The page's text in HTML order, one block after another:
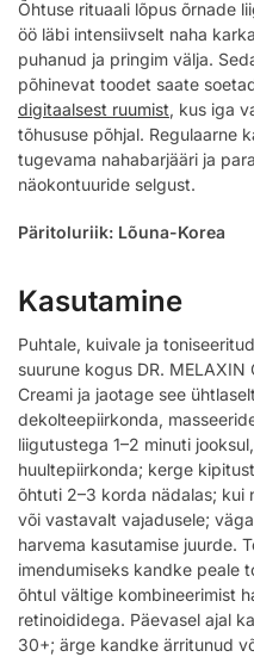
Õhtuse rituaali lõpus õrnade
öö läbi intensiivselt naha
puhanud ja pringim välja.
põhinevat toodet saate
digitaalsest ruumist, kus iga
tõhususe põhjal. Regulaarne
tugevama nahabarjääri ja
näokontuuride selgust.
Päritoluriik: Lõuna-Korea
Kasutamine
Puhtale, kuivale ja
suurune kogus DR.
Creami ja jaotage see
dekolteepiirkonda,
liigutustega 1–2 minuti
huultepiirkonda; kerge
õhtuti 2–3 korda nädalas; kui
või vastavalt vajadusele;
harvema kasutamise juurde.
imendumiseks kandke peale
õhtul vältige kombineerimist
retinoididega. Päevasel ajal
30+; ärge kandke ärritunud